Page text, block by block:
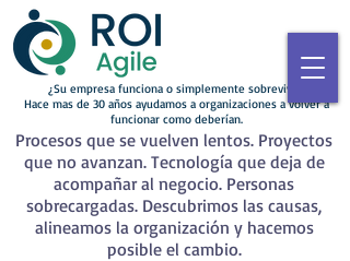
¿Su empresa funciona o simplemente sobrevive?
Hace mas de 30 años ayudamos a organizaciones a volver a
funcionar como deberían.
Procesos que se vuelven lentos. Proyectos
que no avanzan. Tecnología que deja de
acompañar al negocio. Personas
sobrecargadas. Descubrimos las causas,
alineamos la organización y hacemos
posible el cambio.